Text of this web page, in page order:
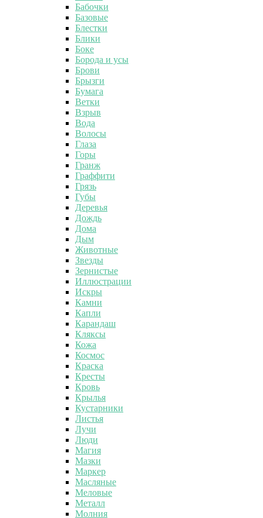
Бабочки
Базовые
Блестки
Блики
Боке
Борода и усы
Брови
Брызги
Бумага
Ветки
Взрыв
Вода
Волосы
Глаза
Горы
Гранж
Граффити
Грязь
Губы
Деревья
Дождь
Дома
Дым
Животные
Звезды
Зернистые
Иллюстрации
Искры
Камни
Капли
Карандаш
Кляксы
Кожа
Космос
Краска
Кресты
Кровь
Крылья
Кустарники
Листья
Лучи
Люди
Магия
Мазки
Маркер
Масляные
Меловые
Металл
Молния